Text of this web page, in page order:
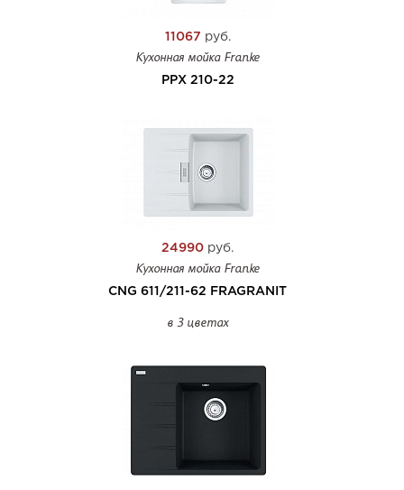
11067 руб.
Кухонная мойка Franke
PPX 210-22
24990 руб.
Кухонная мойка Franke
CNG 611/211-62 FRAGRANIT
в 3 цветах